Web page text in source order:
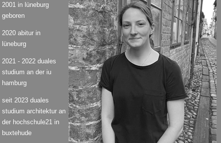
2001 in lüneburg
geboren
2020 abitur in
lüneburg
2021 - 2022 duales
studium an der iu
hamburg
seit 2023 duales
studium architektur an
der hochschule21 in
buxtehude